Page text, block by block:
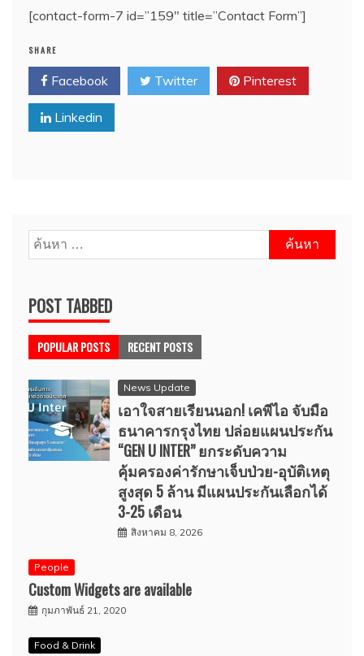
[contact-form-7 id=”159″ title=”Contact Form”]
SHARE
Facebook Twitter Pinterest
Linkedin
ค้นหา
สำหรับ:
POST TABBED
POPULAR POSTS RECENT POSTS
News Update
เอาใจสายเรียนนอก! เคพีไอ จับมือ
ธนาคารกรุงไทย ปล่อยแผนประกัน
“GEN U INTER” ยกระดับความ
คุ้มครองค่ารักษาเจ็บป่วย-อุบัติเหตุ
สูงสุด 5 ล้าน มีแผนประกันเลือกได้
3-25 เดือน
สิงหาคม 8, 2026
People
Custom Widgets are available
กุมภาพันธ์ 21, 2020
Food & Drink